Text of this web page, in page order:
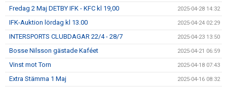
Fredag 2 Maj DETBY IFK - KFC kl 19,00 2025-04-28 14:32
IFK-Auktion lördag kl 13.00 2025-04-24 02:29
INTERSPORTS CLUBDAGAR 22/4 - 28/7 2025-04-23 13:50
Bosse Nilsson gästade Kaféet 2025-04-21 06:59
Vinst mot Torn 2025-04-18 07:43
Extra Stämma 1 Maj 2025-04-16 08:32